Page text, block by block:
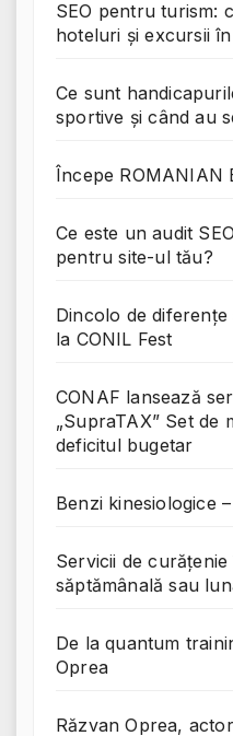
SEO pentru turism:
hoteluri și excursii
Ce sunt
sportive și când au
Începe ROMANIAN
Ce este un audit
pentru site-ul tău?
Dincolo de
la CONIL Fest
CONAF lansează
„SupraTAX” Set de
deficitul bugetar
Benzi kinesiologice
Servicii de
săptămânală sau
De la quantum
Oprea
Răzvan Oprea,